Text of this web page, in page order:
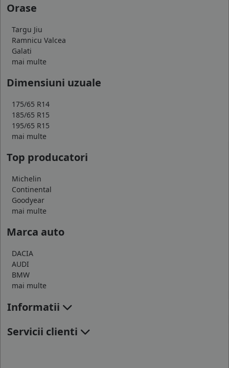
Orase
Targu Jiu
Ramnicu Valcea
Galati
mai multe
Dimensiuni uzuale
175/65 R14
185/65 R15
195/65 R15
mai multe
Top producatori
Michelin
Continental
Goodyear
mai multe
Marca auto
DACIA
AUDI
BMW
mai multe
Informatii
Servicii clienti